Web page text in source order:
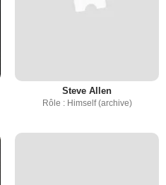
Steve Allen
Rôle : Himself (archive)